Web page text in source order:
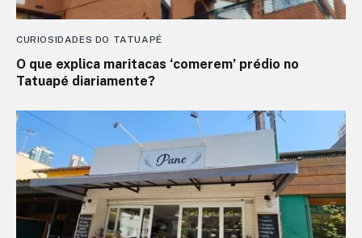
CURIOSIDADES DO TATUAPÉ
O que explica maritacas ‘comerem’ prédio no
Tatuapé diariamente?